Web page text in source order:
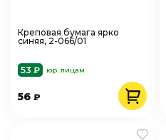
Креповая бумага ярко
синяя, 2-066/01
53 ₽ юр. лицам
56 ₽